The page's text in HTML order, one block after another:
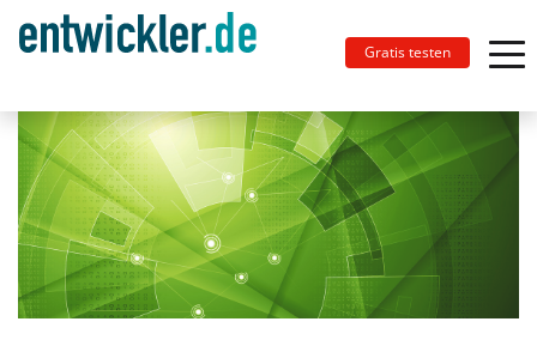
Gratis testen